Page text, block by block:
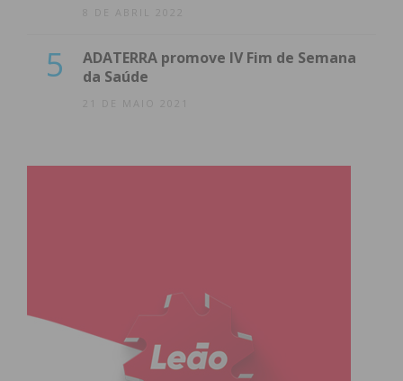
8 DE ABRIL 2022
5
ADATERRA promove IV Fim de Semana
da Saúde
21 DE MAIO 2021